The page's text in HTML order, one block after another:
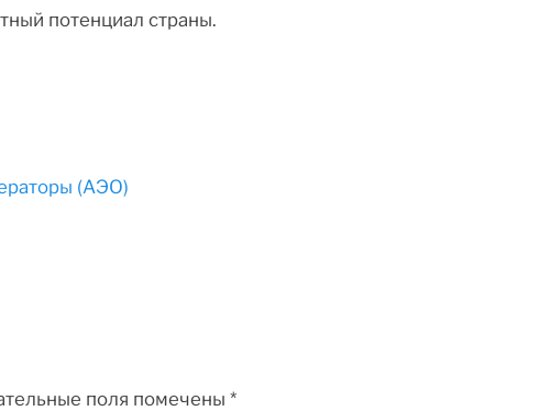
потенциал страны.
(АЭО)
поля помечены *